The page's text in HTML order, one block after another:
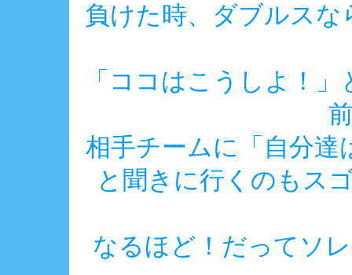
負けた時、ダブルス
「ココはこうしよ！
相手チームに「自分
と聞きに行くのもス
なるほど！だってソ